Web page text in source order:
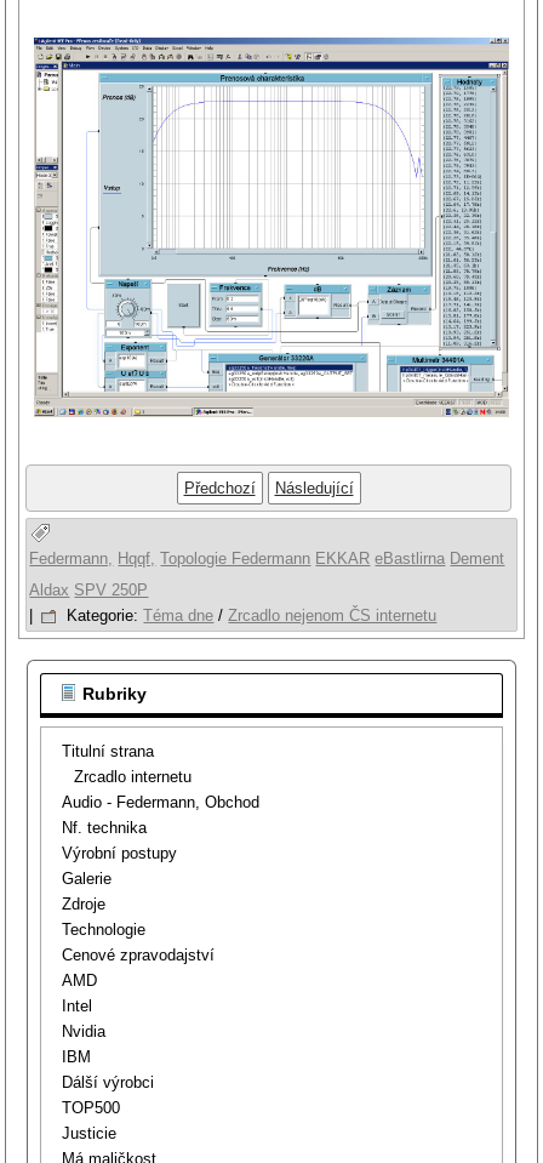
Předchozí Následující
Federmann, Hqqf, Topologie Federmann EKKAR eBastlirna Dement
Aldax SPV 250P
Kategorie:Téma dne /Zrcadlo nejenom ČS internetu
Rubriky
Titulní strana
Zrcadlo internetu
Audio - Federmann, Obchod
Nf. technika
Výrobní postupy
Galerie
Zdroje
Technologie
Cenové zpravodajství
AMD
Intel
Nvidia
IBM
Dálší výrobci
TOP500
Justicie
Má maličkost